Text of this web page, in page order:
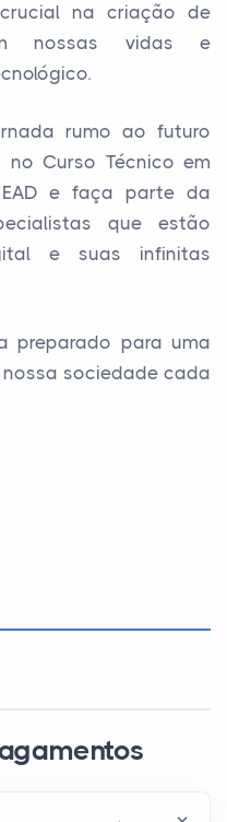
na criação de
nossas vidas e
rumo ao futuro
no Curso Técnico em
e faça parte da
que estão
e suas infinitas
preparado para uma
nossa sociedade cada